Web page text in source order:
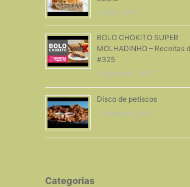
5 Abril, 2019
BOLO CHOKITO SUPER
MOLHADINHO – Receitas
#325
4 Setembro, 2017
Disco de petiscos
7 Fevereiro, 2020
Categorias